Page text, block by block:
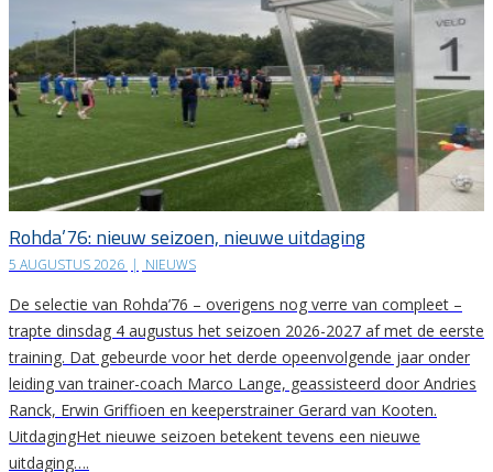
Rohda’76: nieuw seizoen, nieuwe uitdaging
5 AUGUSTUS 2026 | NIEUWS
De selectie van Rohda’76 – overigens nog verre van compleet –
trapte dinsdag 4 augustus het seizoen 2026-2027 af met de eerste
training. Dat gebeurde voor het derde opeenvolgende jaar onder
leiding van trainer-coach Marco Lange, geassisteerd door Andries
Ranck, Erwin Griffioen en keeperstrainer Gerard van Kooten.
UitdagingHet nieuwe seizoen betekent tevens een nieuwe
uitdaging….